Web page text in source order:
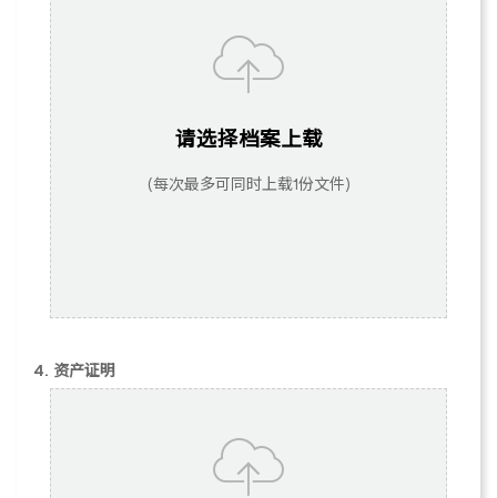
请选择档案上载
(每次最多可同时上载1份文件)
4. 资产证明